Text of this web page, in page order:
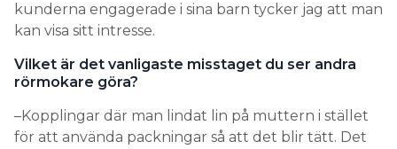
kunderna engagerade i sina barn tycker jag att man
kan visa sitt intresse.
Vilket är det vanligaste misstaget du ser andra
rörmokare göra?
–Kopplingar där man lindat lin på muttern i stället
för att använda packningar så att det blir tätt. Det